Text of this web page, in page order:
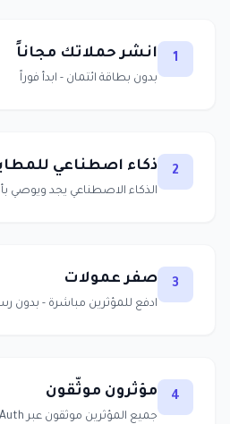
1 انشر حملاتك مجاناً
بدون بطاقة ائتمان - ابدأ فوراً
2 ذكاء اصطناعي
الذكاء الاصطناعي يجد ويوصي
3 صفر عمولات
ادفع للمؤثرين مباشرة - بدون
4 مؤثرون موثّقون
جميع المؤثرين موثقون عبر OAuth بإحصائيات حقيقية